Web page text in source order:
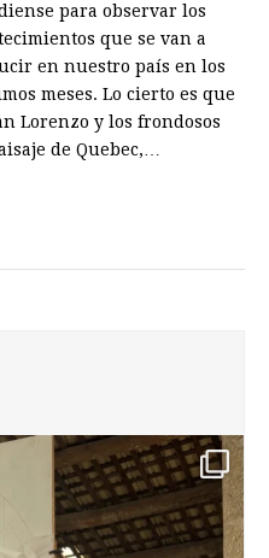
para observar los
que se van a
en nuestro país en los
meses. Lo cierto es que
Lorenzo y los frondosos
de Quebec,…